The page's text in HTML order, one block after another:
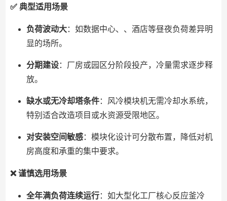
✅ 典型适用场景
负荷波动大：如数据中心、、酒店等昼夜负荷差异明
显的场所。
分期建设：厂房或园区分阶段投产，冷量需求逐步释
放。
缺水或无冷却塔条件：风冷模块机无需冷却水系统，
特别适合改造项目或水资源受限地区。
对安装空间敏感：模块化设计可分散布置，降低对机
房高度和承重的集中要求。
❌ 谨慎选用场景
全年满负荷连续运行：如大型化工厂核心反应釜冷